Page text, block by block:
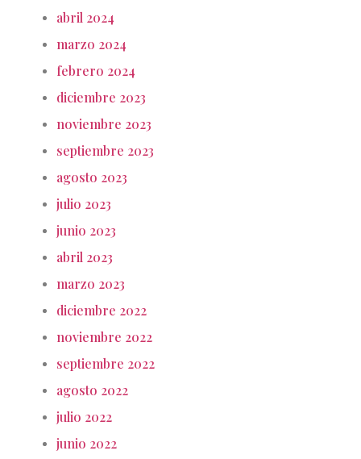
abril 2024
marzo 2024
febrero 2024
diciembre 2023
noviembre 2023
septiembre 2023
agosto 2023
julio 2023
junio 2023
abril 2023
marzo 2023
diciembre 2022
noviembre 2022
septiembre 2022
agosto 2022
julio 2022
junio 2022